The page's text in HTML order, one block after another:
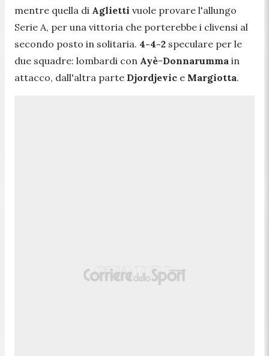
mentre quella di Aglietti vuole provare l'allungo
Serie A, per una vittoria che porterebbe i clivensi al
secondo posto in solitaria. 4-4-2 speculare per le
due squadre: lombardi con Ayè-Donnarumma in
attacco, dall'altra parte Djordjevic e Margiotta.